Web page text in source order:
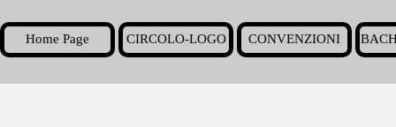
Home Page CIRCOLO-LOGO ▼
CONVENZIONI